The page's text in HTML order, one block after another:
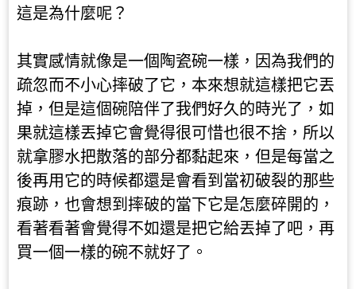
這是為什麼呢？
其實感情就像是一個陶瓷碗一樣，因為我們的
疏忽而不小心摔破了它，本來想就這樣把它丟
掉，但是這個碗陪伴了我們好久的時光了，如
果就這樣丟掉它會覺得很可惜也很不捨，所以
就拿膠水把散落的部分都黏起來，但是每當之
後再用它的時候都還是會看到當初破裂的那些
痕跡，也會想到摔破的當下它是怎麼碎開的，
看著看著會覺得不如還是把它給丟掉了吧，再
買一個一樣的碗不就好了。